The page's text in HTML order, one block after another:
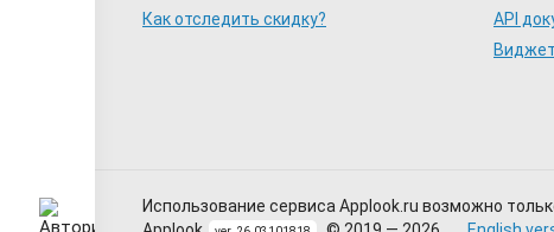
Как отследить скидку?
API
Использование сервиса Applook.ru возможно